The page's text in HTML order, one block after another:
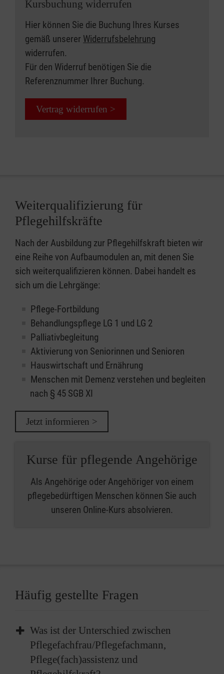
Kursbuchung widerrufen
Hier können Sie die Buchung Ihres Kurses
gemäß unserer Widerrufsbelehrung
widerrufen.
Für den Widerruf benötigen Sie die
Referenznummer Ihrer Buchung.
Vertrag widerrufen >
Weiterqualifizierung für
Pflegehilfskräfte
Nach der Ausbildung zur Pflegehilfskraft bieten wir
eine Reihe von Aufbaumodulen an, mit denen Sie
sich weiterqualifizieren können. Dabei handelt es
sich um die Lehrgänge:
Pflege-Fortbildung
Behandlungspflege LG 1 und LG 2
Palliativbegleitung
Aktivierung von Seniorinnen und Senioren
Hauswirtschaft und Ernährung
Menschen mit Demenz verstehen und begleiten
nach § 45 SGB XI
Jetzt informieren >
Kurse für pflegende Angehörige
Als Angehörige oder Angehöriger von einem
pflegebedürftigen Menschen können Sie auch
unseren Online-Kurs absolvieren.
Häufig gestellte Fragen
Was ist der Unterschied zwischen
Pflegefachfrau/Pflegefachmann,
Pflege(fach)assistenz und